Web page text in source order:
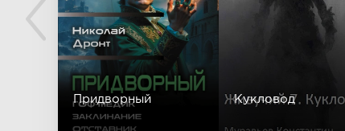
Придворный Кукловод